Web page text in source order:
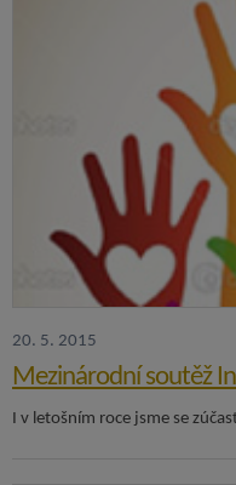
20. 5. 2015
Mezinárodní soutěž
I v letošním roce jsme se